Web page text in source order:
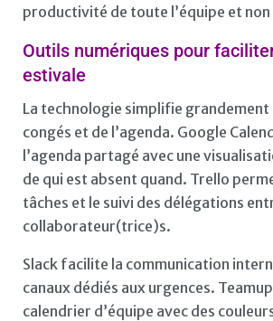
productivité de toute l’équipe et non
Outils numériques pour
estivale
La technologie simplifie grandement
congés et de l’agenda. Google
l’agenda partagé avec une
de qui est absent quand. Trello
tâches et le suivi des délégations
collaborateur(trice)s.
Slack facilite la communication
canaux dédiés aux urgences.
calendrier d’équipe avec des